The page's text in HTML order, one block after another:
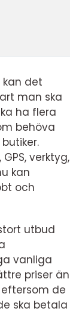
det
man ska
ha flera
behöva
verktyg,
kan
och
utbud
vanliga
priser än
de
ska betala